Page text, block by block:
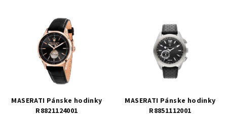
MASERATI Pánske hodinky
R8821124001
MASERATI Pánske hodinky
R8851112001